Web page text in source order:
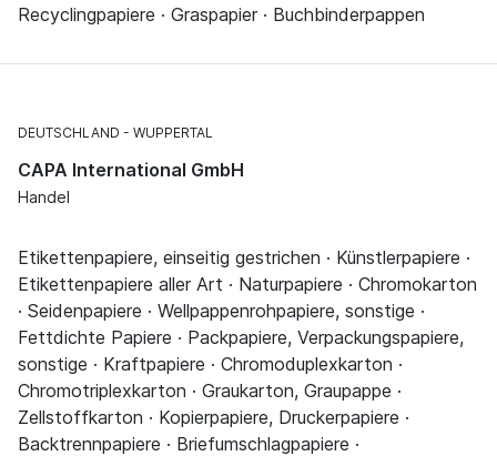
Recyclingpapiere · Graspapier · Buchbinderpappen
DEUTSCHLAND WUPPERTAL
CAPA International GmbH
Handel
Etikettenpapiere, einseitig gestrichen · Künstlerpapiere ·
Etikettenpapiere aller Art · Naturpapiere · Chromokarton
· Seidenpapiere · Wellpappenrohpapiere, sonstige ·
Fettdichte Papiere · Packpapiere, Verpackungspapiere,
sonstige · Kraftpapiere · Chromoduplexkarton ·
Chromotriplexkarton · Graukarton, Graupappe ·
Zellstoffkarton · Kopierpapiere, Druckerpapiere ·
Backtrennpapiere · Briefumschlagpapiere ·